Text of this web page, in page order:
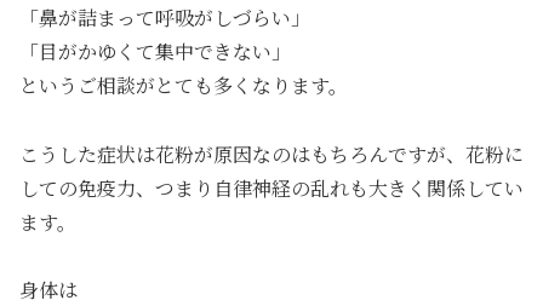
「鼻が詰まって呼吸がしづらい」
「目がかゆくて集中できない」
というご相談がとても多くなります。
こうした症状は花粉が原因なのはもちろんですが、花粉に
しての免疫力、つまり自律神経の乱れも大きく関係してい
ます。
身体は